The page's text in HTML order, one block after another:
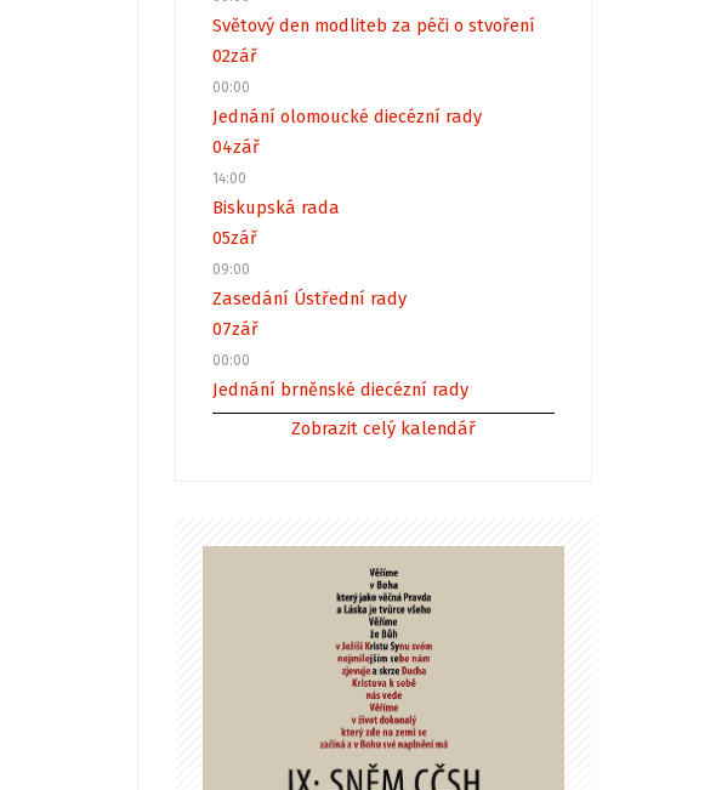
Světový den modliteb za péči o stvoření
02zář
00:00
Jednání olomoucké diecézní rady
04zář
14:00
Biskupská rada
05zář
09:00
Zasedání Ústřední rady
07zář
00:00
Jednání brněnské diecézní rady
Zobrazit celý kalendář